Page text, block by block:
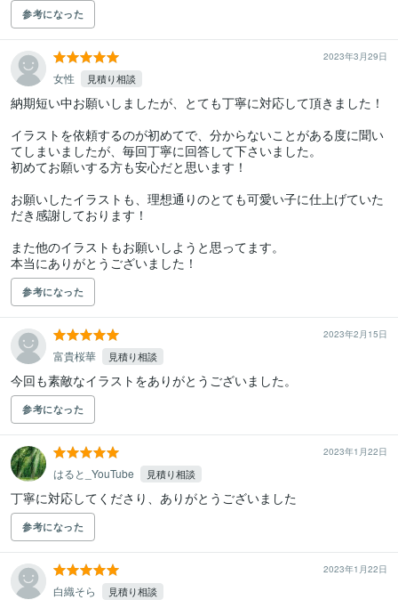
参考になった
2023年3月29日
女性 見積り相談
納期短い中お願いしましたが、とても丁寧に対応して頂きました！
イラストを依頼するのが初めてで、分からないことがある度に聞い
てしまいましたが、毎回丁寧に回答して下さいました。
初めてお願いする方も安心だと思います！
お願いしたイラストも、理想通りのとても可愛い子に仕上げていた
だき感謝しております！
また他のイラストもお願いしようと思ってます。
本当にありがとうございました！
参考になった
2023年2月15日
富貴桜華 見積り相談
今回も素敵なイラストをありがとうございました。
参考になった
2023年1月22日
はると_YouTube 見積り相談
丁寧に対応してくださり、ありがとうございました
参考になった
2023年1月22日
白織そら 見積り相談